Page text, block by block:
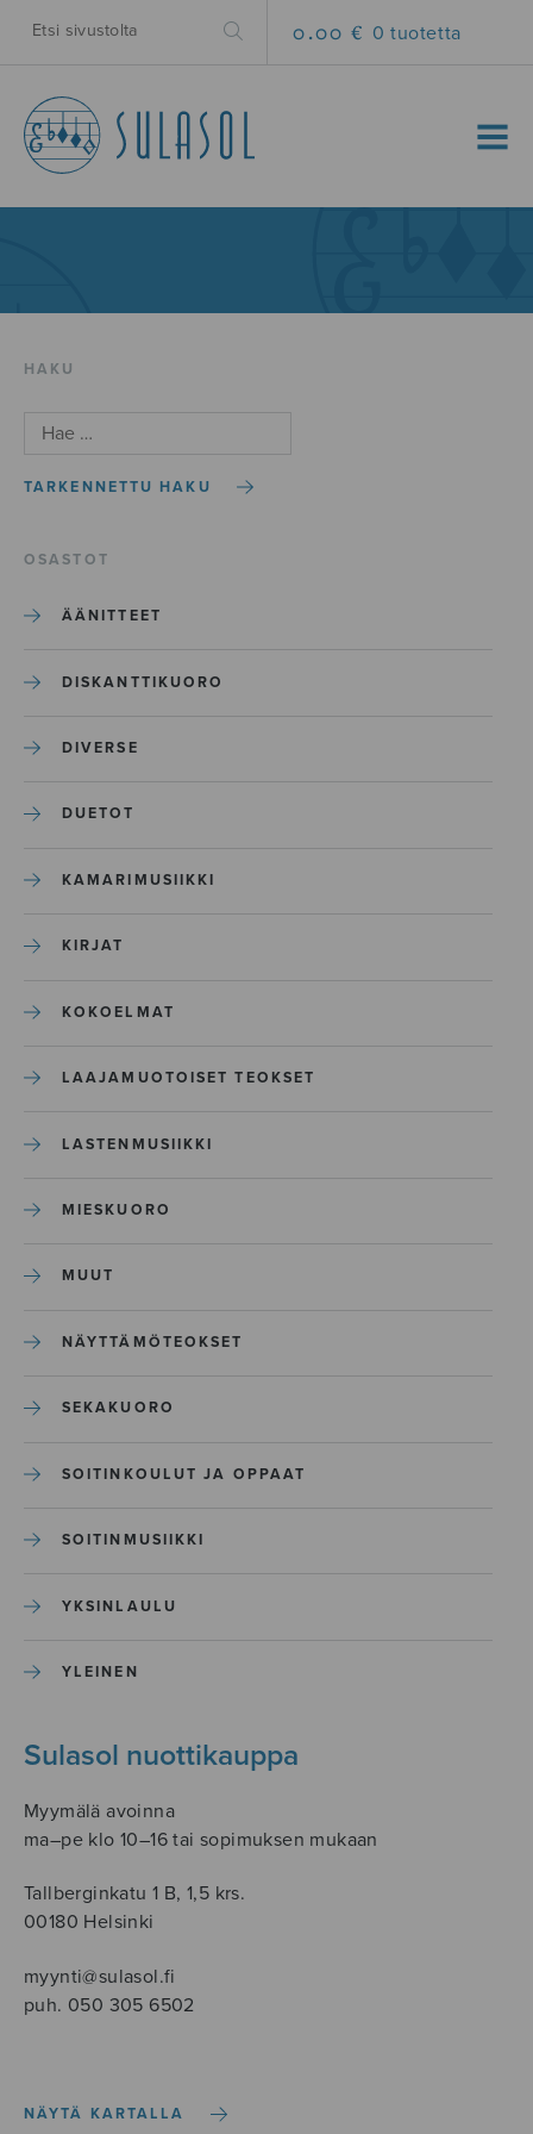
0.00 € 0 tuotetta
MENU
HAKU
TARKENNETTU HAKU
OSASTOT
ÄÄNITTEET
DISKANTTIKUORO
DIVERSE
DUETOT
KAMARIMUSIIKKI
KIRJAT
KOKOELMAT
LAAJAMUOTOISET TEOKSET
LASTENMUSIIKKI
MIESKUORO
MUUT
NÄYTTÄMÖTEOKSET
SEKAKUORO
SOITINKOULUT JA OPPAAT
SOITINMUSIIKKI
YKSINLAULU
YLEINEN
Sulasol nuottikauppa
Myymälä avoinna
ma–pe klo 10–16 tai sopimuksen mukaan
Tallberginkatu 1 B, 1,5 krs.
00180 Helsinki
myynti@sulasol.fi
puh. 050 305 6502
NÄYTÄ KARTALLA